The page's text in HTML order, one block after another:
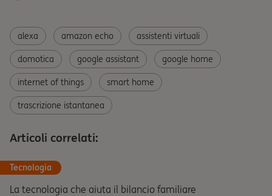
alexa amazon echo assistenti virtuali
domotica google assistant google home
internet of things smart home
trascrizione istantanea
Articoli correlati:
Tecnologia
La tecnologia che aiuta il bilancio familiare